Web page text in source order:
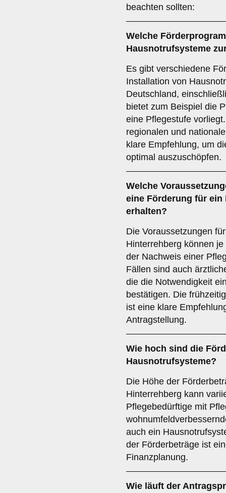
beachten sollten:
Welche
Hausnotrufsysteme
Es gibt verschiedene
Installation von
Deutschland,
bietet zum Beispiel die
eine Pflegestufe
regionalen und
klare Empfehlung, um
optimal auszuschöpfen.
Welche
eine Förderung für
erhalten?
Die Voraussetzungen
Hinterrehberg können
der Nachweis einer
Fällen sind auch
die die Notwendigkeit
bestätigen. Die
ist eine klare
Antragstellung.
Wie hoch sind die
Hausnotrufsysteme?
Die Höhe der
Hinterrehberg kann
Pflegebedürftige mit
auch ein
der Förderbeträge ist
Finanzplanung.
Wie läuft der